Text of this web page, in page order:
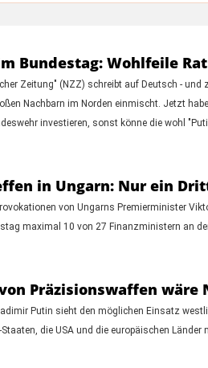
Bundestag: Wohlfeile
Zeitung" (NZZ) schreibt auf Deutsch -
Nachbarn im Norden einmischt. Jetzt
investieren, sonst könne die wohl
in Ungarn: Nur ein
von Ungarns Premierminister
maximal 10 von 27 Finanzministern an
Präzisionswaffen
Putin sieht den möglichen Einsatz
Staaten, die USA und die europäischen